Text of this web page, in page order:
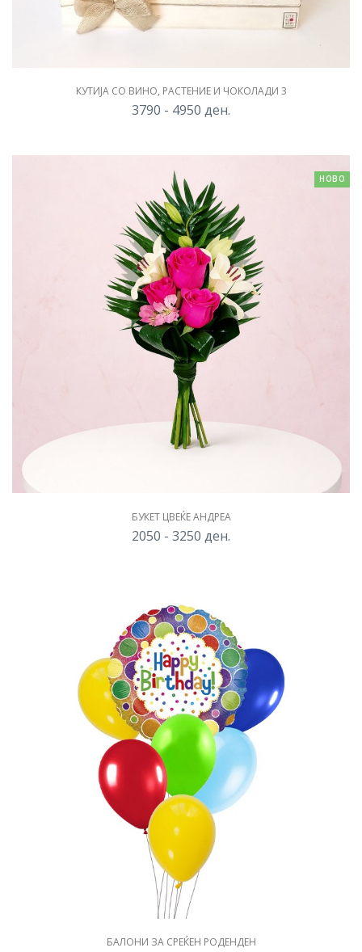
КУТИЈА СО ВИНО, РАСТЕНИЕ И ЧОКОЛАДИ 3
3790 - 4950 ден.
НОВО
БУКЕТ ЦВЕЌЕ АНДРЕА
2050 - 3250 ден.
БАЛОНИ ЗА СРЕЌЕН РОДЕНДЕН